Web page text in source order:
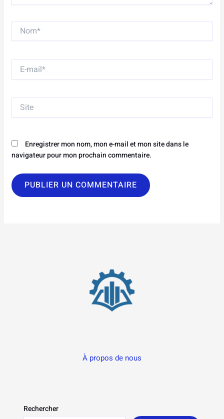
Nom*
E-
mail*
Site
Enregistrer mon nom, mon e-mail et mon site dans le
navigateur pour mon prochain commentaire.
À propos de nous
Rechercher